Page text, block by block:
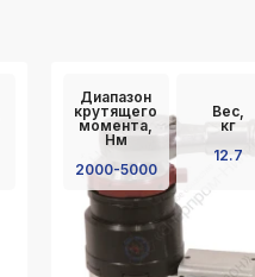
Диапазон
крутящего
момента,
Нм
2000-5000
Вес,
кг
12.7